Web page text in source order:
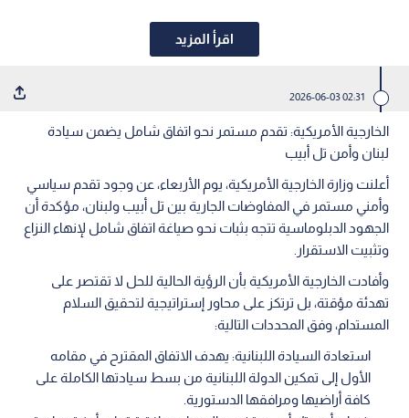
اقرأ المزيد
02:31 2026-06-03
الخارجية الأمريكية: تقدم مستمر نحو اتفاق شامل يضمن سيادة
لبنان وأمن تل أبيب
أعلنت وزارة الخارجية الأمريكية، يوم الأربعاء، عن وجود تقدم سياسي
وأمني مستمر في المفاوضات الجارية بين تل أبيب ولبنان، مؤكدة أن
الجهود الدبلوماسية تتجه بثبات نحو صياغة اتفاق شامل لإنهاء النزاع
وتثبيت الاستقرار.
وأفادت الخارجية الأمريكية بأن الرؤية الحالية للحل لا تقتصر على
تهدئة مؤقتة، بل ترتكز على محاور إستراتيجية لتحقيق السلام
المستدام، وفق المحددات التالية:
استعادة السيادة اللبنانية: يهدف الاتفاق المقترح في مقامه
الأول إلى تمكين الدولة اللبنانية من بسط سيادتها الكاملة على
كافة أراضيها ومرافقها الدستورية.